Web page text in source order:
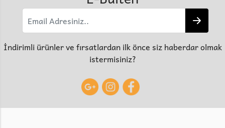
İndirimli ürünler ve fırsatlardan ilk önce siz haberdar olmak
istermisiniz?